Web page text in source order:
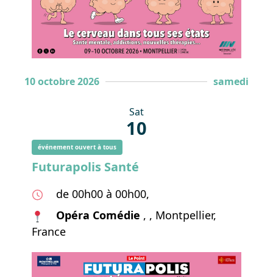
10 octobre 2026 samedi
Sat
10
événement ouvert à tous
Futurapolis Santé
de 00h00 à 00h00,
Opéra Comédie , , Montpellier,
France